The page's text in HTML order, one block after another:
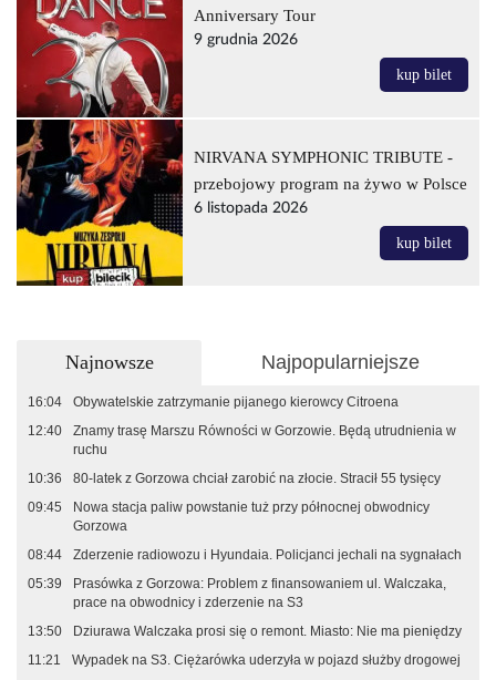
Anniversary Tour
9 grudnia 2026
kup bilet
NIRVANA SYMPHONIC TRIBUTE -
przebojowy program na żywo w Polsce
6 listopada 2026
kup bilet
Najnowsze Najpopularniejsze
16:04
Obywatelskie zatrzymanie pijanego kierowcy Citroena
12:40
Znamy trasę Marszu Równości w Gorzowie. Będą utrudnienia w
ruchu
10:36
80-latek z Gorzowa chciał zarobić na złocie. Stracił 55 tysięcy
09:45
Nowa stacja paliw powstanie tuż przy północnej obwodnicy
Gorzowa
08:44
Zderzenie radiowozu i Hyundaia. Policjanci jechali na sygnałach
05:39
Prasówka z Gorzowa: Problem z finansowaniem ul. Walczaka,
prace na obwodnicy i zderzenie na S3
13:50
Dziurawa Walczaka prosi się o remont. Miasto: Nie ma pieniędzy
11:21
Wypadek na S3. Ciężarówka uderzyła w pojazd służby drogowej